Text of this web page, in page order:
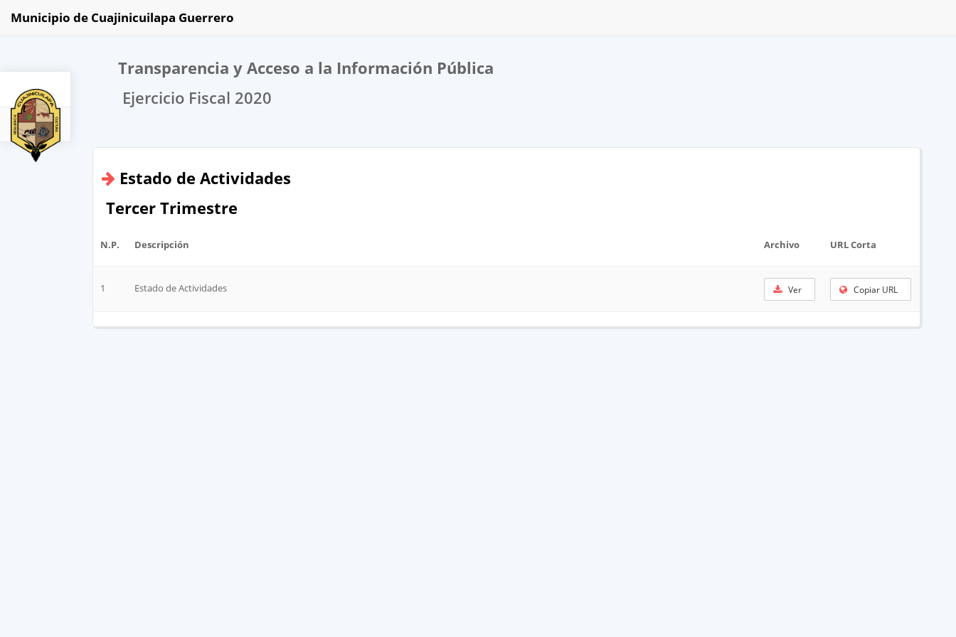
2020
Municipio de Cuajinicuilapa Guerrero
Transparencia y Acceso a la Información Pública
Ejercicio Fiscal 2020
Estado de Actividades
Tercer Trimestre
N.P. Descripción Archivo URL Corta
1 Estado de Actividades Ver Copiar URL